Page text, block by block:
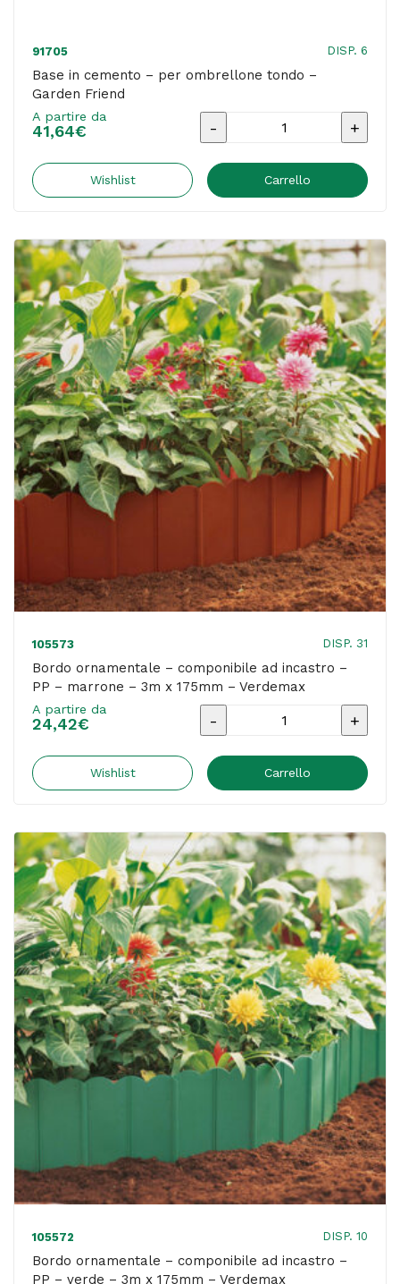
91705 DISP. 6
Base in cemento – per ombrellone tondo –
Garden Friend
A partire da
41,64€
Base
cemento
ombrellone
tondo
-
Garden
Friend
quantità
Wishlist Carrello
105573 DISP. 31
Bordo ornamentale – componibile ad incastro –
PP – marrone – 3m x 175mm – Verdemax
A partire da
24,42€
Bordo
-
incastro
-
PP
-
marrone
-
3m
x
175mm
quantità
Wishlist Carrello
105572 DISP. 10
Bordo ornamentale – componibile ad incastro –
PP – verde – 3m x 175mm – Verdemax